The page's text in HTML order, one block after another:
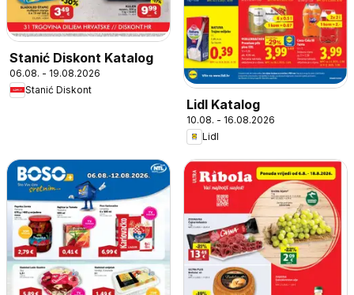
Stanić Diskont Katalog
06.08. - 19.08.2026
Stanić Diskont
Lidl Katalog
10.08. - 16.08.2026
Lidl